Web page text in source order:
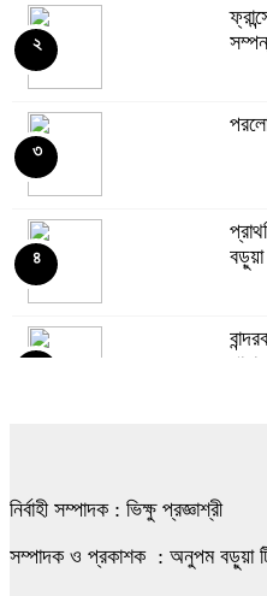
২
৩
বড়ুয়া
৪
নির্বাহী সম্পাদক : ভিক্ষু প্রজ্ঞাশ্রী
সম্পাদক ও প্রকাশক : অনুপম বড়ুয়া